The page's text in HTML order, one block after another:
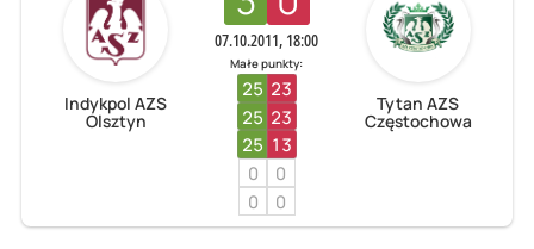
Indykpol AZS
Olsztyn
07.10.2011, 18:00
Małe punkty:
25 23
25 23
25 13
0
0
0
0
Tytan AZS
Częstochowa